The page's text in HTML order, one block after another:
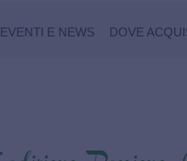
EVENTI E NEWS DOVE